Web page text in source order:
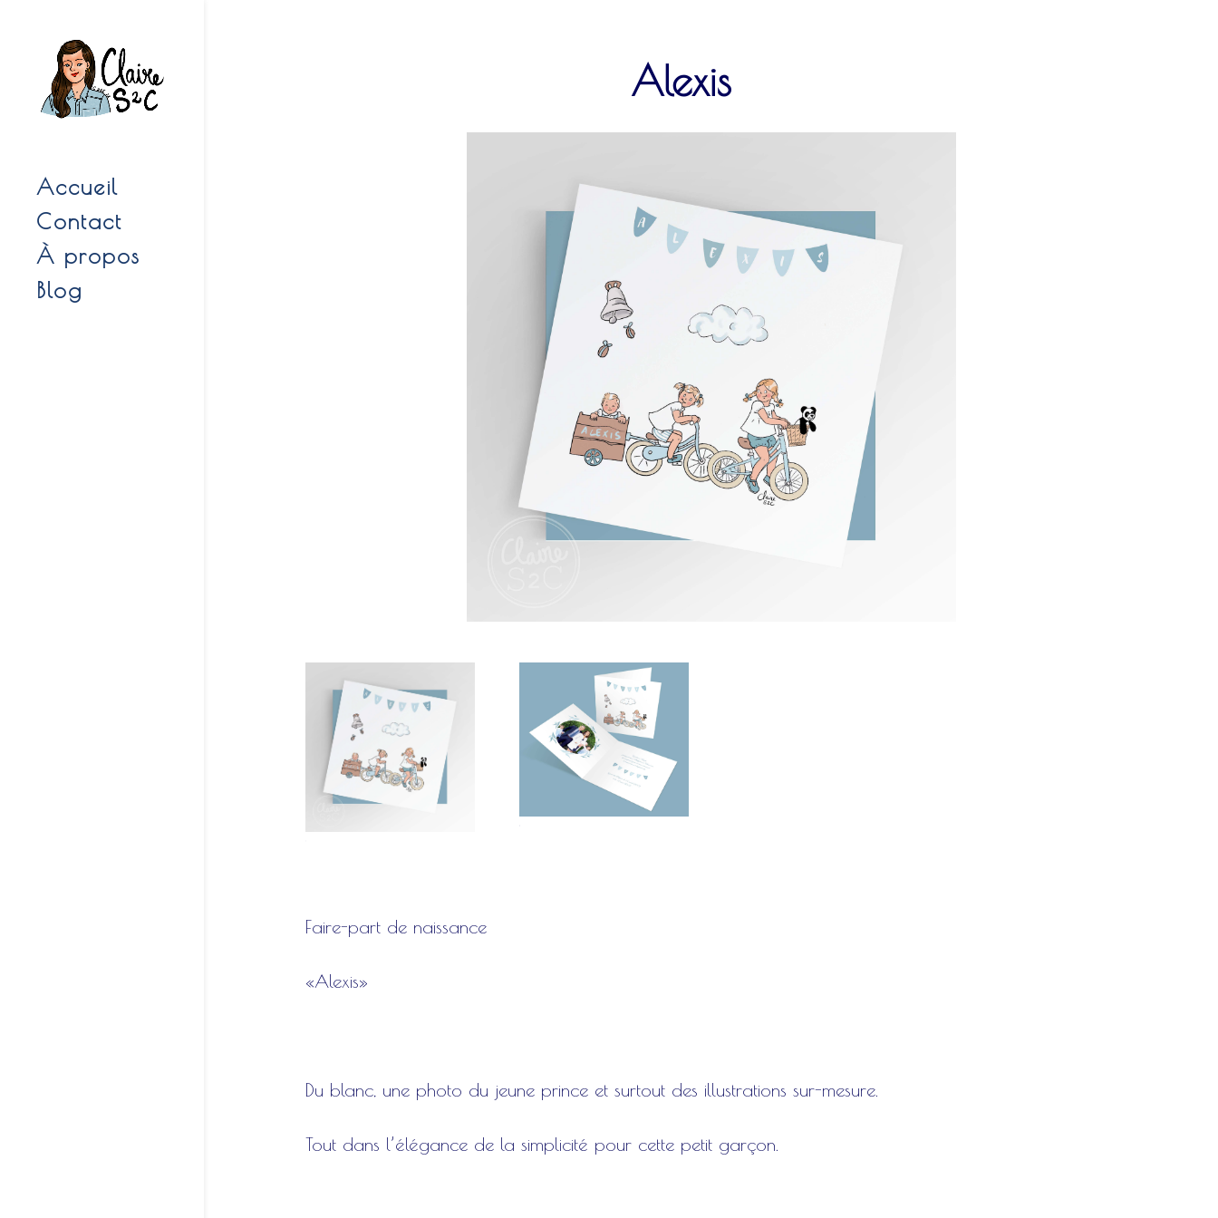
Accueil
Contact
À propos
Blog
Alexis
Faire-part de naissance
«Alexis»
Du blanc, une photo du jeune prince et surtout des illustrations sur-mesure.
Tout dans l’élégance de la simplicité pour cette petit garçon.